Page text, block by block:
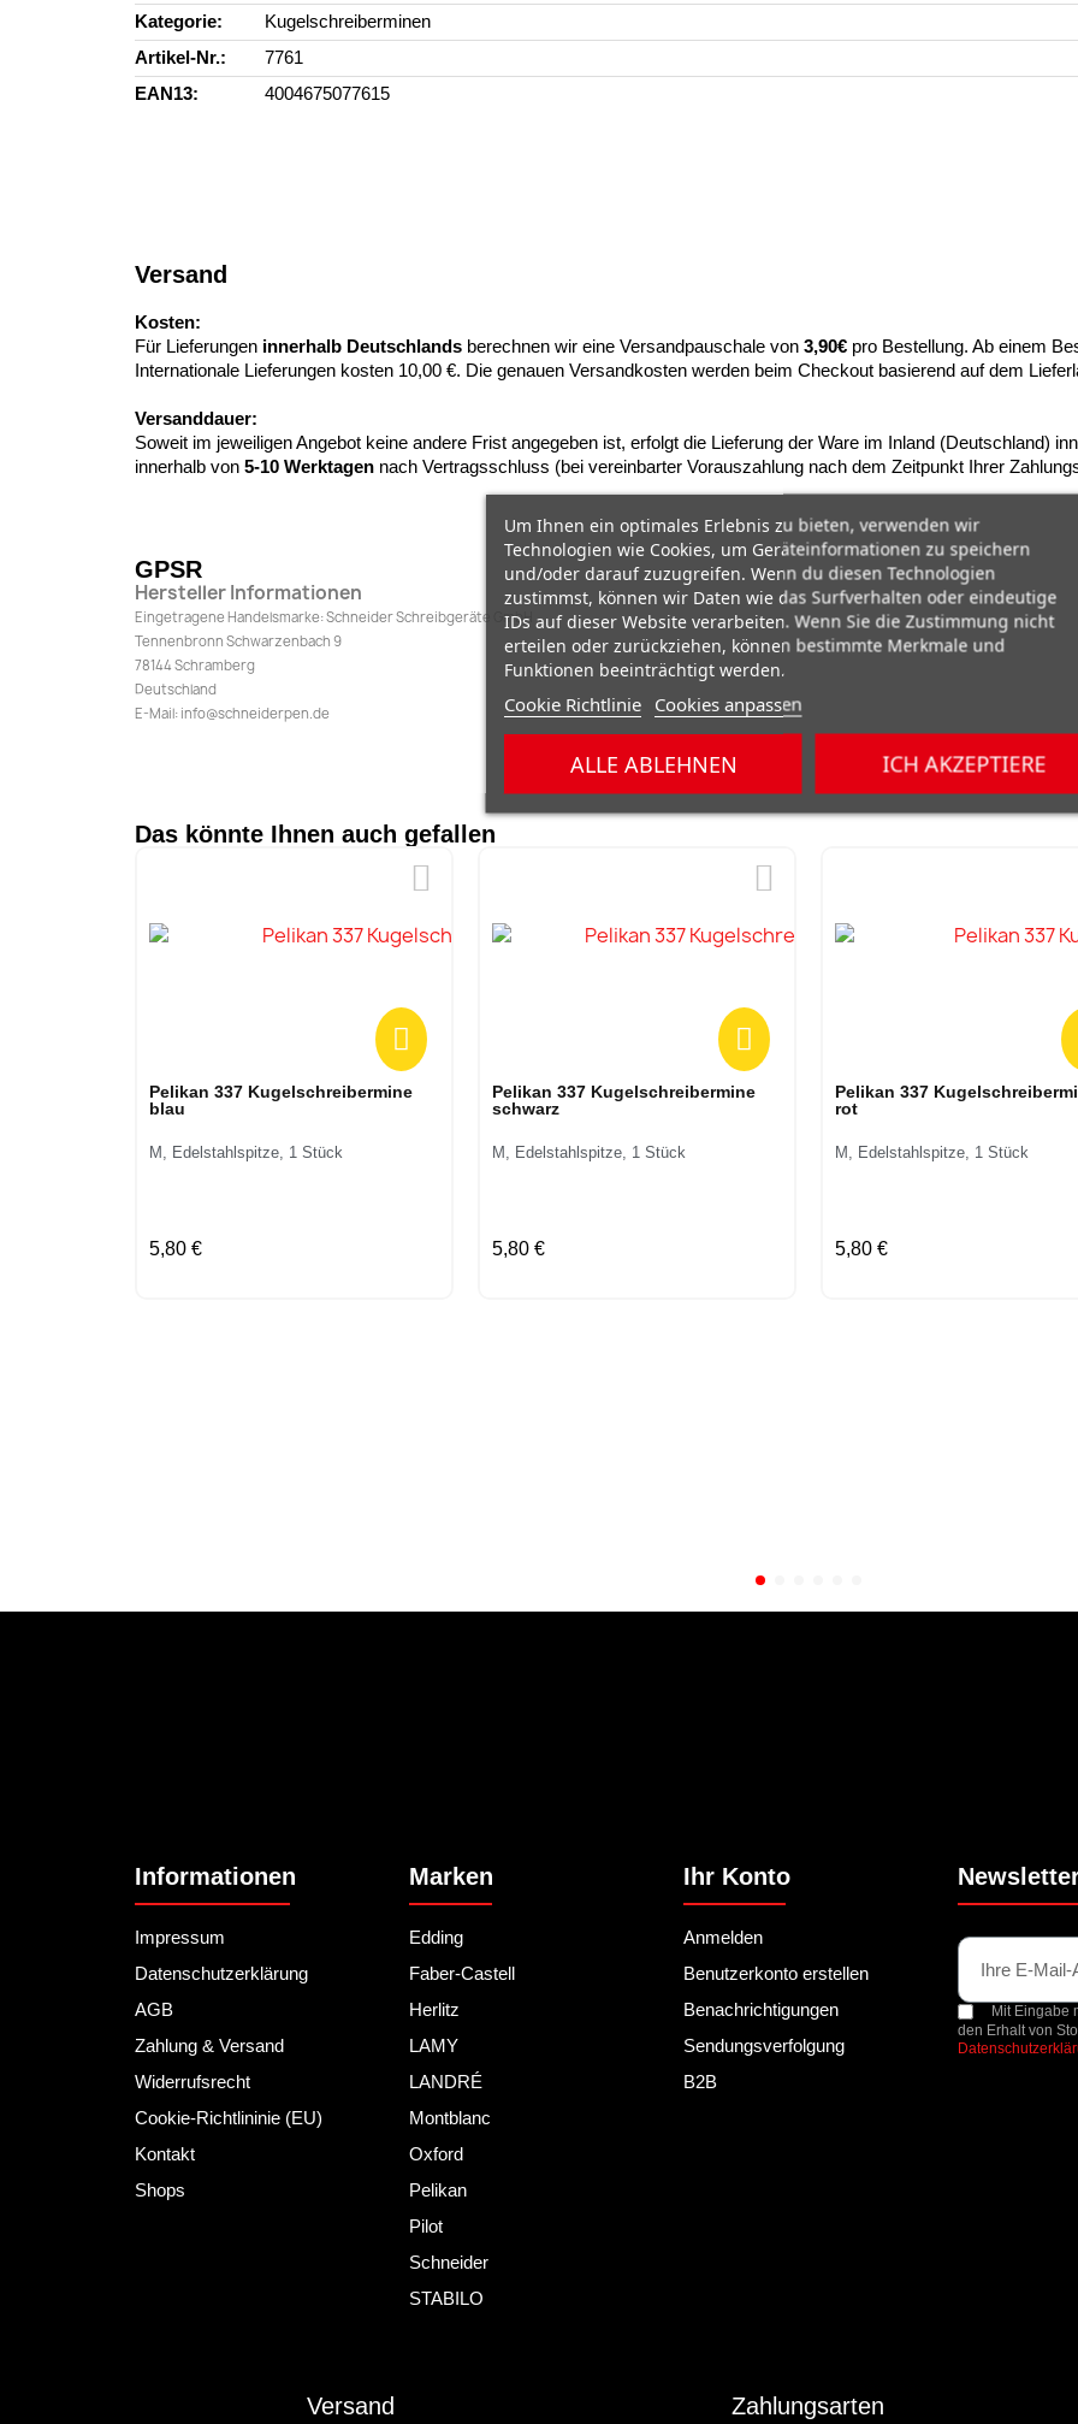
Kategorie
Kugelschreiberminen
Artikel-Nr.
7761
EAN13
4004675077615
Versand
Kosten:
Für Lieferungen innerhalb Deutschlands berechnen wir eine Versandpauschale von 3,90€ pro Bestellung. Ab einem
Internationale Lieferungen kosten 10,00 €. Die genauen Versandkosten werden beim Checkout basierend auf dem
Versanddauer:
Soweit im jeweiligen Angebot keine andere Frist angegeben ist, erfolgt die Lieferung der Ware im Inland (Deutschland)
innerhalb von 5-10 Werktagen nach Vertragsschluss (bei vereinbarter Vorauszahlung nach dem Zeitpunkt Ihrer
GPSR
Hersteller Informationen
Eingetragene Handelsmarke: Schneider Schreibgeräte GmbH
Tennenbronn Schwarzenbach 9
78144 Schramberg
Deutschland
E-Mail: info@schneiderpen.de
Das könnte Ihnen auch gefallen
Pelikan 337 Kugelschreibermine
blau
M, Edelstahlspitze, 1 Stück
5,80 €
Pelikan 337 Kugelschreibermine
schwarz
M, Edelstahlspitze, 1 Stück
5,80 €
Pelikan 337
rot
M, Edelstahlspitze, 1 Stück
5,80 €
Informationen
Impressum
Datenschutzerklärung
AGB
Zahlung & Versand
Widerrufsrecht
Cookie-Richtlininie (EU)
Kontakt
Shops
Marken
Edding
Faber-Castell
Herlitz
LAMY
LANDRÉ
Montblanc
Oxford
Pelikan
Pilot
Schneider
STABILO
Ihr Konto
Anmelden
Benutzerkonto erstellen
Benachrichtigungen
Sendungsverfolgung
B2B
Mit Eingabe
den Erhalt von
Um Ihnen ein optimales Erlebnis zu bieten, verwenden wir
Technologien wie Cookies, um Geräteinformationen zu speichern
und/oder darauf zuzugreifen. Wenn du diesen Technologien
zustimmst, können wir Daten wie das Surfverhalten oder eindeutige
IDs auf dieser Website verarbeiten. Wenn Sie die Zustimmung nicht
erteilen oder zurückziehen, können bestimmte Merkmale und
Funktionen beeinträchtigt werden.
Cookie Richtlinie Cookies anpassen
ALLE ABLEHNEN ICH AKZEPTIERE
Versand Zahlungsarten